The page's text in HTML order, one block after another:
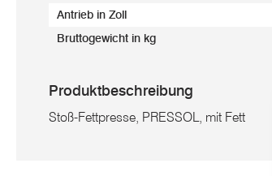
Antrieb in Zoll
Bruttogewicht in kg
Produktbeschreibung
Stoß-Fettpresse, PRESSOL, mit Fett